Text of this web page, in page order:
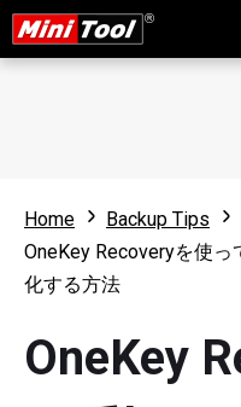
Home
Backup Tips
OneKey Recoveryを使
化する方法
OneKey